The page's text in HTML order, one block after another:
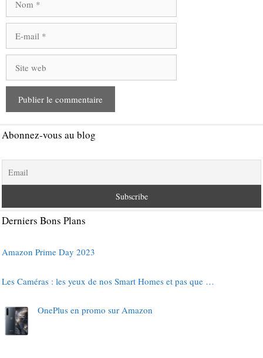
mail
web
Abonnez-vous au blog
Derniers Bons Plans
Amazon Prime Day 2023
Les Caméras : les yeux de nos Smart Homes et pas que …
OnePlus en promo sur Amazon